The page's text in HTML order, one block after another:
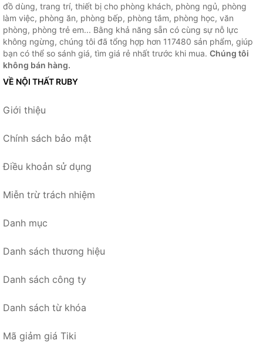
đồ dùng, trang trí, thiết bị cho phòng khách, phòng ngủ, phòng
làm việc, phòng ăn, phòng bếp, phòng tắm, phòng học, văn
phòng, phòng trẻ em... Bằng khả năng sẵn có cùng sự nỗ lực
không ngừng, chúng tôi đã tổng hợp hơn 117480 sản phẩm, giúp
bạn có thể so sánh giá, tìm giá rẻ nhất trước khi mua. Chúng tôi
không bán hàng.
VỀ NỘI THẤT RUBY
Giới thiệu
Chính sách bảo mật
Điều khoản sử dụng
Miễn trừ trách nhiệm
Danh mục
Danh sách thương hiệu
Danh sách công ty
Danh sách từ khóa
Mã giảm giá Tiki